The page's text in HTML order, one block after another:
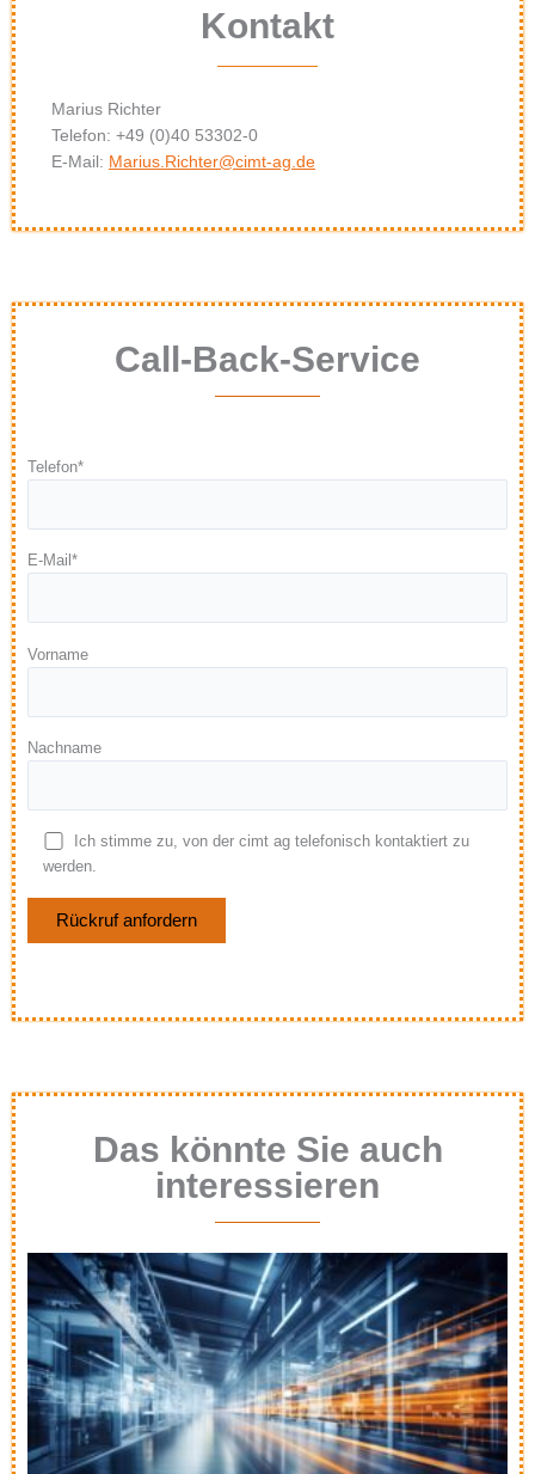
Kontakt
Marius Richter
Telefon: +49 (0)40 53302-0
E-Mail: Marius.Richter@cimt-ag.de
Call-Back-Service
Telefon*
E-Mail*
Vorname
Nachname
Ich stimme zu, von der cimt ag telefonisch kontaktiert zu
werden.
Bitte lasse dieses Feld leer.
Das könnte Sie auch
interessieren